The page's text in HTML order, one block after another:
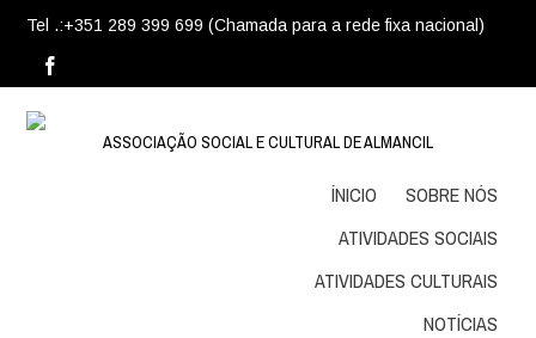
Tel .:+351 289 399 699 (Chamada para a rede fixa nacional)
ASSOCIAÇÃO SOCIAL E CULTURAL DE ALMANCIL
ÍNICIO
SOBRE NÓS
ATIVIDADES SOCIAIS
ATIVIDADES CULTURAIS
NOTÍCIAS